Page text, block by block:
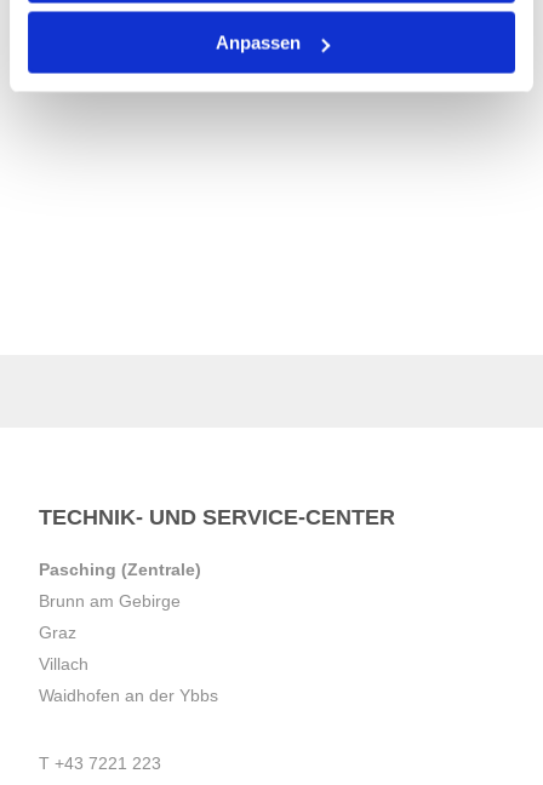
Anpassen
TECHNIK- UND SERVICE-CENTER
Pasching (Zentrale)
Brunn am Gebirge
Graz
Villach
Waidhofen an der Ybbs
T +43 7221 223